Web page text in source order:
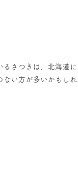
さつきは、北海道
い方が多いかもしれ